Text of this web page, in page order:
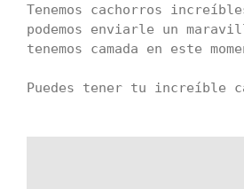
Tenemos cachorros
podemos enviarle un
tenemos camada en este
Puedes tener tu increíble